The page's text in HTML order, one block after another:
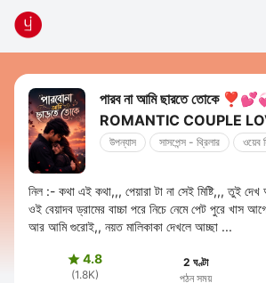
পারব না আমি ছারতে তোকে
ROMANTIC COUPLE
😘💛💜
উপন্যাস সাসপেন্স - থ্রিলার ওয়েব
নিল :- কথা এই কথা,,, পেয়ারা টা না সেই মিষ্টি,,, তুই
ওই বেয়াদব ড্রামের বাচ্চা পরে নিচে নেমে পেট পুরে খাস
আর আমি গুরোই,, নয়ত মালিকাকা দেখলে আচ্ছা ...
 4.8
(1.8K)
2 ঘণ্টা
পঠন সময়